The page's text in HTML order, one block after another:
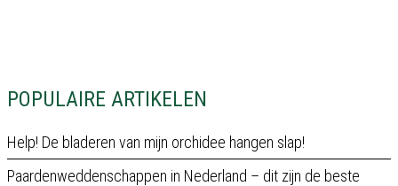
POPULAIRE ARTIKELEN
Help! De bladeren van mijn orchidee hangen slap!
Paardenweddenschappen in Nederland – dit zijn de beste